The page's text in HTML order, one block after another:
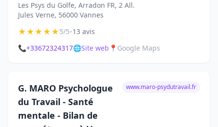
Les Psys du Golfe, Arradon FR, 2 All.
Jules Verne, 56000 Vannes
★★★★★5/5•13 avis
📞+33672324317🌐Site web 📍 Google Maps
G. MARO Psychologue
du Travail - Santé
mentale - Bilan de
www.maro-psydutravail.fr